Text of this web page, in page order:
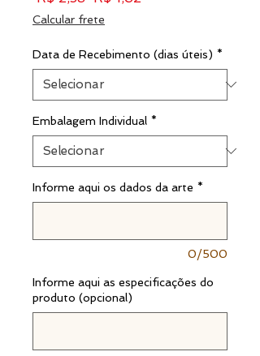
Calcular frete
Data de Recebimento (dias úteis) *
Embalagem Individual *
Informe aqui os dados da arte *
0/500
Informe aqui as especificações do
produto (opcional)